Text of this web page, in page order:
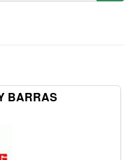
BARRAS